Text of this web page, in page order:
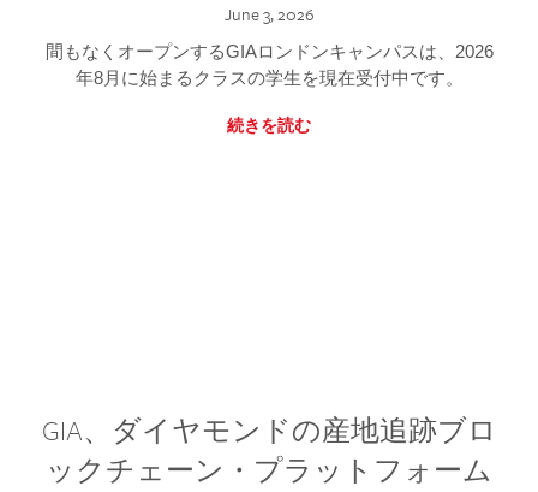
June 3, 2026
間もなくオープンするGIAロンドンキャンパスは、2026
年8月に始まるクラスの学生を現在受付中です。
続きを読む
GIA、ダイヤモンドの産地追跡ブロ
ックチェーン・プラットフォーム